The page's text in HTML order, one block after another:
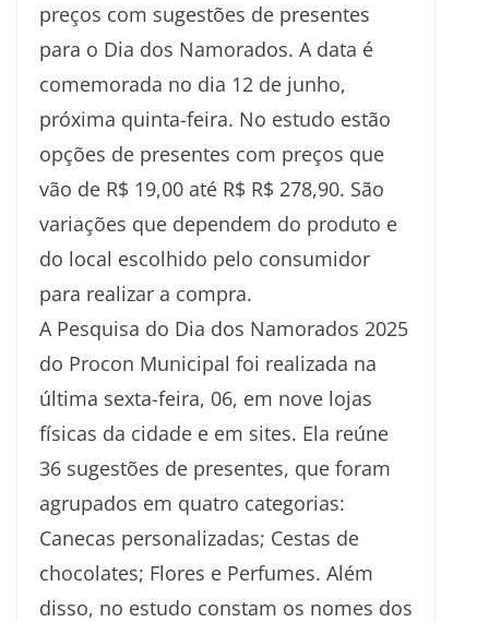
preços com sugestões de presentes
para o Dia dos Namorados. A data é
comemorada no dia 12 de junho,
próxima quinta-feira. No estudo estão
opções de presentes com preços que
vão de R$ 19,00 até R$ R$ 278,90. São
variações que dependem do produto e
do local escolhido pelo consumidor
para realizar a compra.
A Pesquisa do Dia dos Namorados 2025
do Procon Municipal foi realizada na
última sexta-feira, 06, em nove lojas
físicas da cidade e em sites. Ela reúne
36 sugestões de presentes, que foram
agrupados em quatro categorias:
Canecas personalizadas; Cestas de
chocolates; Flores e Perfumes. Além
disso, no estudo constam os nomes dos